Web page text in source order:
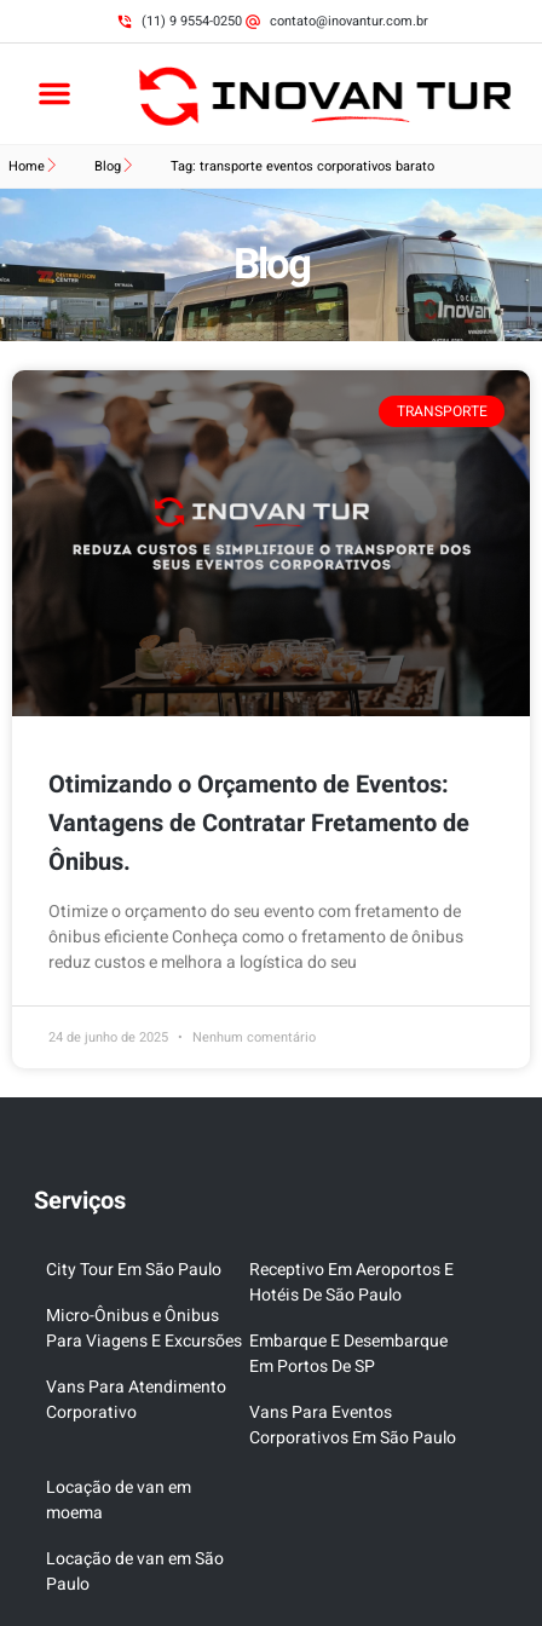
(11) 9 9554-0250 contato@inovantur.com.br
Home Blog Tag: transporte eventos corporativos barato
Blog
TRANSPORTE
Otimizando o Orçamento de Eventos:
Vantagens de Contratar Fretamento de
Ônibus.
Otimize o orçamento do seu evento com fretamento de
ônibus eficiente Conheça como o fretamento de ônibus
reduz custos e melhora a logística do seu
24 de junho de 2025 Nenhum comentário
Serviços
City Tour Em São Paulo
Micro-Ônibus e Ônibus
Para Viagens E Excursões
Vans Para Atendimento
Corporativo
Receptivo Em Aeroportos E
Hotéis De São Paulo
Embarque E Desembarque
Em Portos De SP
Vans Para Eventos
Corporativos Em São Paulo
Locação de van em
moema
Locação de van em São
Paulo